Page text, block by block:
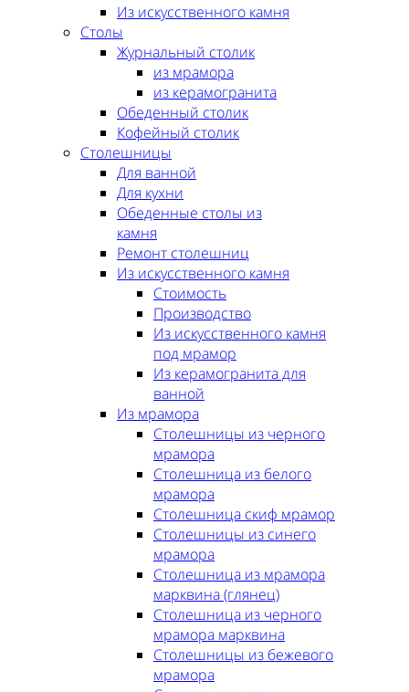
Из искусственного камня
Столы
Журнальный столик
из мрамора
из керамогранита
Обеденный столик
Кофейный столик
Столешницы
Для ванной
Для кухни
Обеденные столы из
камня
Ремонт столешниц
Из искусственного камня
Стоимость
Производство
Из искусственного камня
под мрамор
Из керамогранита для
ванной
Из мрамора
Столешницы из черного
мрамора
Столешница из белого
мрамора
Столешница скиф мрамор
Столешницы из синего
мрамора
Столешница из мрамора
марквина (глянец)
Столешница из черного
мрамора марквина
Столешницы из бежевого
мрамора